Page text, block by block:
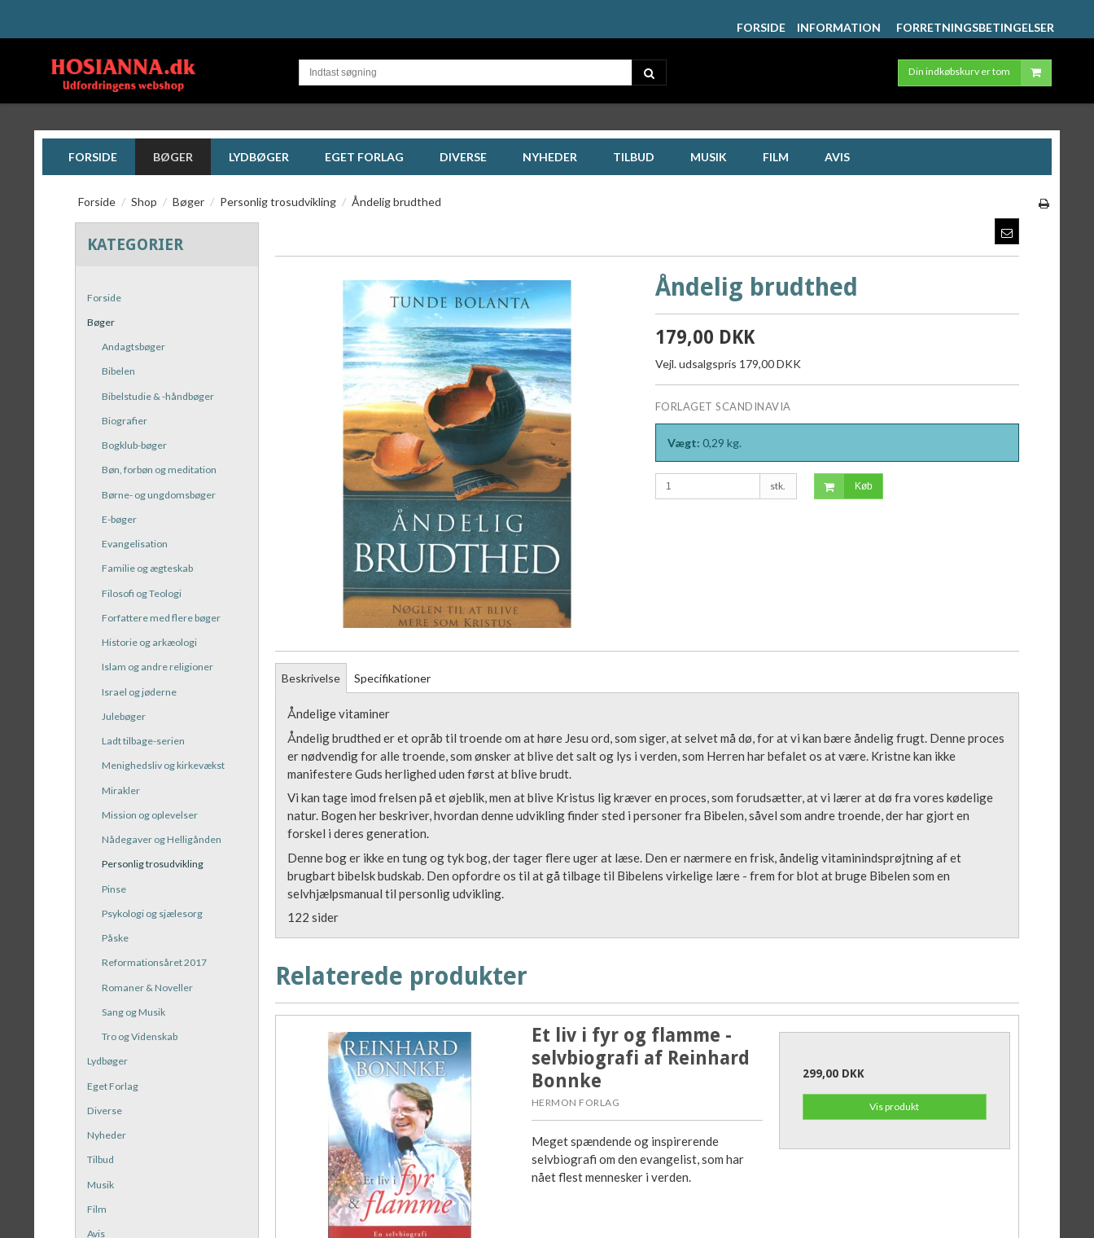
FORSIDE INFORMATION FORRETNINGSBETINGELSER
Din indkøbskurv er tom
FORSIDE BØGER LYDBØGER EGET FORLAG DIVERSE NYHEDER TILBUD MUSIK FILM AVIS
Forside / Shop / Bøger / Personlig trosudvikling / Åndelig brudthed
KATEGORIER
Forside
Bøger
Andagtsbøger
Bibelen
Bibelstudie & -håndbøger
Biografier
Bogklub-bøger
Bøn, forbøn og meditation
Børne- og ungdomsbøger
E-bøger
Evangelisation
Familie og ægteskab
Filosofi og Teologi
Forfattere med flere bøger
Historie og arkæologi
Islam og andre religioner
Israel og jøderne
Julebøger
Ladt tilbage-serien
Menighedsliv og kirkevækst
Mirakler
Mission og oplevelser
Nådegaver og Helligånden
Personlig trosudvikling
Pinse
Psykologi og sjælesorg
Påske
Reformationsåret 2017
Romaner & Noveller
Sang og Musik
Tro og Videnskab
Lydbøger
Eget Forlag
Diverse
Nyheder
Tilbud
Musik
Film
Avis
Åndelig brudthed
179,00 DKK
Vejl. udsalgspris 179,00 DKK
FORLAGET SCANDINAVIA
Vægt: 0,29 kg.
stk. Køb
Beskrivelse Specifikationer
Åndelige vitaminer
Åndelig brudthed er et opråb til troende om at høre Jesu ord, som siger, at selvet må dø, for at vi kan bære åndelig frugt. Denne proces
er nødvendig for alle troende, som ønsker at blive det salt og lys i verden, som Herren har befalet os at være. Kristne kan ikke
manifestere Guds herlighed uden først at blive brudt.
Vi kan tage imod frelsen på et øjeblik, men at blive Kristus lig kræver en proces, som forudsætter, at vi lærer at dø fra vores kødelige
natur. Bogen her beskriver, hvordan denne udvikling finder sted i personer fra Bibelen, såvel som andre troende, der har gjort en
forskel i deres generation.
Denne bog er ikke en tung og tyk bog, der tager flere uger at læse. Den er nærmere en frisk, åndelig vitaminindsprøjtning af et
brugbart bibelsk budskab. Den opfordre os til at gå tilbage til Bibelens virkelige lære - frem for blot at bruge Bibelen som en
selvhjælpsmanual til personlig udvikling.
122 sider
Relaterede produkter
Et liv i fyr og flamme -
selvbiografi af Reinhard
Bonnke
HERMON FORLAG
Meget spændende og inspirerende
selvbiografi om den evangelist, som har
nået flest mennesker i verden.
299,00 DKK
Vis produkt